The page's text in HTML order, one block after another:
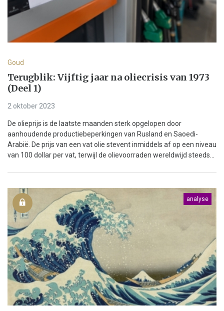
Goud
Terugblik: Vijftig jaar na oliecrisis van 1973
(Deel 1)
2 oktober 2023
De olieprijs is de laatste maanden sterk opgelopen door
aanhoudende productiebeperkingen van Rusland en Saoedi-
Arabië. De prijs van een vat olie stevent inmiddels af op een niveau
van 100 dollar per vat, terwijl de olievoorraden wereldwijd steeds...
analyse